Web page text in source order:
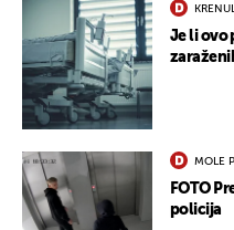
Je li ovo
MOLE
FOTO
policija